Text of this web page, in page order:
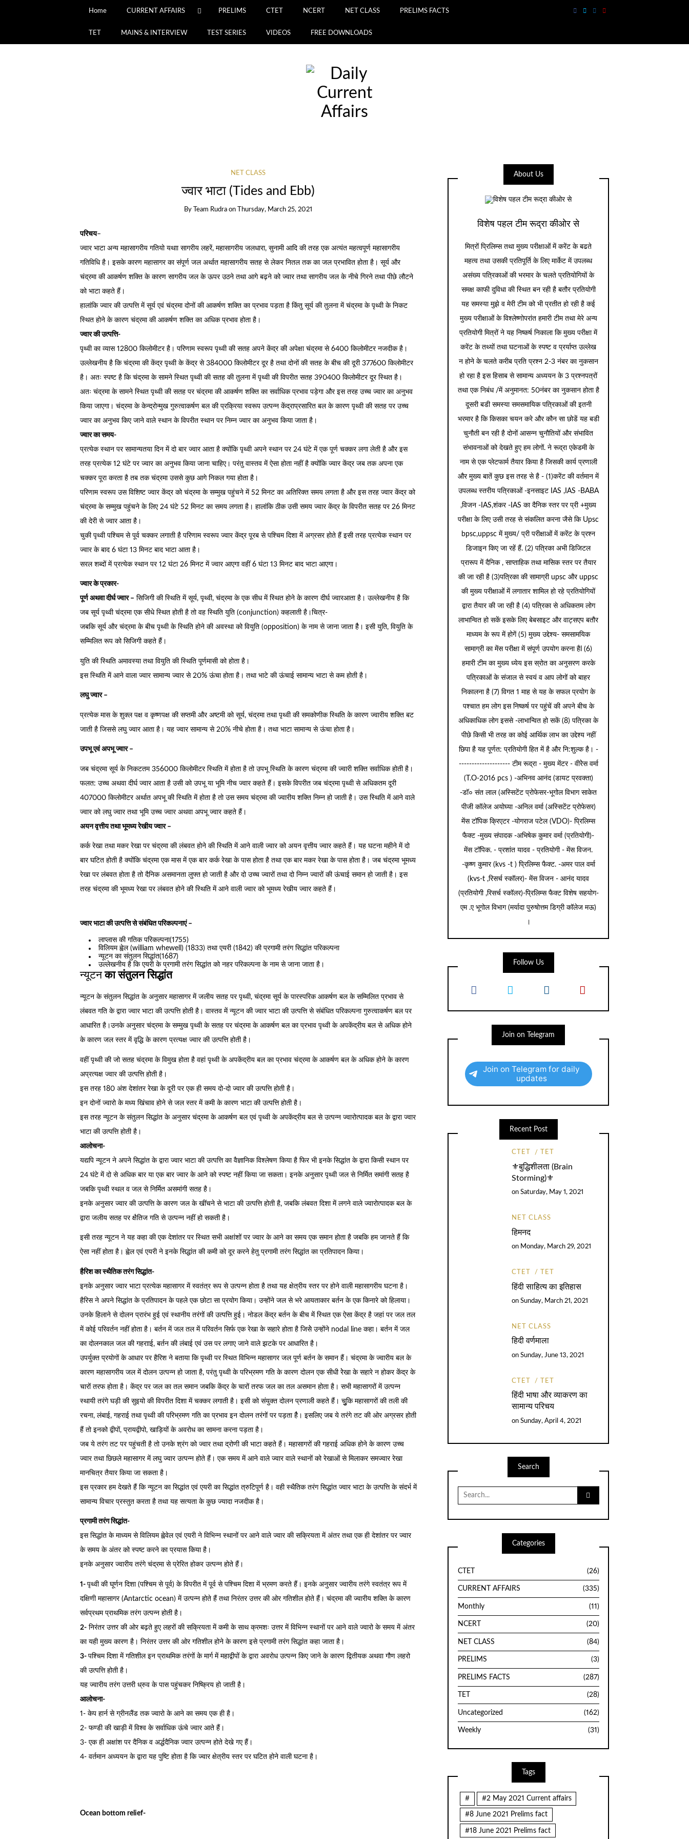
Home CURRENT AFFAIRS PRELIMS CTET NCERT NET CLASS PRELIMS FACTS
TET MAINS & INTERVIEW TEST SERIES VIDEOS FREE DOWNLOADS
NET CLASS
ज्वार भाटा (Tides and Ebb)
By Team Rudra on Thursday, March 25, 2021
परिचय–
ज्वार भाटा अन्य महासागरीय गतियो यथाा सागरीय लहरें, महासागरीय जलधारा, सुनामी आदि की तरह एक अत्यंत महत्वपूर्ण महासागरीय
गतिविधि है। इसके कारण महासागर का संपूर्ण जल अर्थात महासागरीय सतह से लेकर नितल तक का जल प्रभावित होता है। सूर्य और
चंद्रमा की आकर्षण शक्ति के कारण सागरीय जल के ऊपर उठने तथा आगे बढ़ने को ज्वार तथा सागरीय जल के नीचे गिरने तथा पीछे लौटने
को भाटा कहते हैं।
हालांकि ज्वार की उत्पत्ति में सूर्य एवं चंद्रमा दोनों की आकर्षण शक्ति का प्रभाव पड़ता है किंतु सूर्य की तुलना में चंद्रमा के पृथ्वी के निकट
स्थित होने के कारण चंद्रमा की आकर्षण शक्ति का अधिक प्रभाव होता है।
ज्वार की उत्पत्ति-
पृथ्वी का व्यास 12800 किलोमीटर है। परिणाम स्वरूप पृथ्वी की सतह अपने केंद्र की अपेक्षा चंद्रमा से 6400 किलोमीटर नजदीक है।
उल्लेखनीय है कि चंद्रमा की केंद्र पृथ्वी के केंद्र से 384000 किलोमीटर दूर है तथा दोनों की सतह के बीच की दूरी 377600 किलोमीटर
है। अतः स्पष्ट है कि चंद्रमा के सामने स्थित पृथ्वी की सतह की तुलना में पृथ्वी की विपरीत सतह 390400 किलोमीटर दूर स्थित है।
अतः चंद्रमा के सामने स्थित पृथ्वी की सतह पर चंद्रमा की आकर्षण शक्ति का सर्वाधिक प्रभाव पड़ेगा और इस तरह उच्च ज्वार का अनुभव
किया जाएगा। चंद्रमा के केन्द्रोन्मुख गुरुत्वाकर्षण बल की प्रक्रिया स्वरूप उत्पन्न केंद्राप्रसारित बल के कारण पृथ्वी की सतह पर उच्च
ज्वार का अनुभव किए जाने वाले स्थान के विपरीत स्थान पर निम्न ज्वार का अनुभव किया जाता है।
ज्वार का समय-
प्रत्येक स्थान पर सामान्यतया दिन में दो बार ज्वार आता है क्योंकि पृथ्वी अपने स्थान पर 24 घंटे में एक पूर्ण चक्कर लगा लेती है और इस
तरह प्रत्येक 12 घंटे पर ज्वार का अनुभव किया जाना चाहिए। परंतु वास्तव में ऐसा होता नहीं है क्योंकि ज्वार केंद्र जब तक अपना एक
चक्कर पूरा करता है तब तक चंद्रमा उससे कुछ आगे निकल गया होता है।
परिणाम स्वरूप उस विशिष्ट ज्वार केंद्र को चंद्रमा के सम्मुख पहुंचने में 52 मिनट का अतिरिक्त समय लगता है और इस तरह ज्वार केंद्र को
चंद्रमा के सम्मुख पहुंचने के लिए 24 घंटे 52 मिनट का समय लगता है। हालांकि ठीक उसी समय ज्वार केंद्र के विपरीत सतह पर 26 मिनट
की देरी से ज्वार आता है।
चुकी पृथ्वी पश्चिम से पूर्व चक्कर लगाती है परिणाम स्वरूप ज्वार केंद्र पूरब से पश्चिम दिशा में अग्रसर होते हैं इसी तरह प्रत्येक स्थान पर
ज्वार के बाद 6 घंटा 13 मिनट बाद भाटा आता है।
सरल शब्दों में प्रत्येक स्थान पर 12 घंटा 26 मिनट में ज्वार आएगा वहीं 6 घंटा 13 मिनट बाद भाटा आएगा।
ज्वार के प्रकार-
पूर्ण अथवा दीर्घ ज्वार – सिजिगी की स्थिति में सूर्य, पृथ्वी, चंद्रमा के एक सीध में स्थित होने के कारण दीर्घ ज्वारआता है। उल्लेखनीय है कि
जब सूर्य पृथ्वी चंद्रमा एक सीधे स्थित होती है तो वह स्थिति युति (conjunction) कहलाती है।चित्र-
जबकि सूर्य और चंद्रमा के बीच पृथ्वी के स्थिति होने की अवस्था को वियुति (opposition) के नाम से जाना जाता हैै। इसी युति, वियुति के
सम्मिलित रूप को सिजिगी कहते हैं।
युति की स्थिति अमावस्या तथा वियुति की स्थिति पूर्णमासी को होता है।
इस स्थिति में आने वाला ज्वार सामान्य ज्वार से 20% ऊंचा होता है। तथा भाटे की ऊंचाई सामान्य भाटा से कम होती है।
लघु ज्वार –
प्रत्येक मास के शुक्ल पक्ष व कृष्णपक्ष की सप्तमी और अष्टमी को सूर्य, चंद्रमा तथा पृथ्वी की समकोणीक स्थिति के कारण ज्वारीय शक्ति बट
जाती है जिससे लघु ज्वार आता है। यह ज्वार सामान्य से 20% नीचे होता है। तथा भाटा सामान्य से ऊंचा होता है।
उपभू एवं अपभू ज्वार –
जब चंद्रमा सूर्य के निकटतम 356000 किलोमीटर स्थिति में होता है तो उपभू स्थिति के कारण चंद्रमा की ज्वारी शक्ति सर्वाधिक होती है।
फलत: उच्च अथवा दीर्घ ज्वार आता है उसी को उपभू या भूमि नीच ज्वार कहते हैं। इसके विपरीत जब चंद्रमा पृथ्वी से अधिकतम दूरी
407000 किलोमीटर अर्थात अपभू की स्थिति में होता है तो उस समय चंद्रमा की ज्वारीय शक्ति निम्न हो जाती है। उस स्थिति में आने वाले
ज्वार को लघु ज्वार तथा भूमि उच्च ज्वार अथवा अपभू ज्वार कहते हैं।
अयन वृत्तीय तथा भूमध्य रेखीय ज्वार –
कर्क रेखा तथा मकर रेखा पर चंद्रमा की लंबवत होने की स्थिति में आने वाली ज्वार को अयन वृत्तीय ज्वार कहते हैं। यह घटना महीने में दो
बार घटित होती है क्योंकि चंद्रमा एक मास में एक बार कर्क रेखा के पास होता है तथा एक बार मकर रेखा के पास होता है। जब चंद्रमा भूमध्य
रेखा पर लंबवत होता है तो दैनिक असमानता लुफ्त हो जाती है और दो उच्च ज्वारों तथा दो निम्न ज्वारों की ऊंचाई समान हो जाती है। इस
तरह चंद्रमा की भूमध्य रेखा पर लंबवत होने की स्थिति में आने वाली ज्वार को भूमध्य रेखीय ज्वार कहते हैं।
ज्वार भाटा की उत्पत्ति से संबंधित परिकल्पनाएं –
लाप्लास की गतिक परिकल्पना(1755)
विलियम ह्वेल (william whewell) (1833) तथा एयरी (1842) की प्रगामी तरंग सिद्धांत परिकल्पना
न्यूटन का संतुलन सिद्धांत(1687)
उल्लेखनीय है कि एयरी के प्रगामी तरंग सिद्धांत को नहर परिकल्पना के नाम से जाना जाता है।
न्यूटनका संतुलन सिद्धांत
न्यूटन के संतुलन सिद्धांत के अनुसार महासागर में जलीय सतह पर पृथ्वी, चंद्रमा सूर्य के पारस्परिक आकर्षण बल के सम्मिलित प्रभाव से
लंबवत गति के द्वारा ज्वार भाटा की उत्पत्ति होती है। वास्तव में न्यूटन की ज्वार भाटा की उत्पत्ति से संबंधित परिकल्पना गुरुत्वाकर्षण बल पर
आधारित है।उनके अनुसार चंद्रमा के सम्मुख पृथ्वी के सतह पर चंद्रमा के आकर्षण बल का प्रभाव पृथ्वी के अपकेंद्रीय बल से अधिक होने
के कारण जल स्तर में वृद्धि के कारण प्रत्यक्ष ज्वार की उत्पत्ति होती है।
वहीं पृथ्वी की जो सतह चंद्रमा के विमुख होता है वहां पृथ्वी के अपकेंद्रीय बल का प्रभाव चंद्रमा के आकर्षण बल के अधिक होने के कारण
अप्रत्यक्ष ज्वार की उत्पत्ति होती है।
इस तरह 180 अंश देशांतर रेखा के दूरी पर एक ही समय दो-दो ज्वार की उत्पत्ति होती है।
इन दोनों ज्वारो के मध्य खिंचाव होने से जल स्तर में कमी के कारण भाटा की उत्पत्ति होती है।
इस तरह न्यूटन के संतुलन सिद्धांत के अनुसार चंद्रमा के आकर्षण बल एवं पृथ्वी के अपकेंद्रीय बल से उत्पन्न ज्वारोत्पादक बल के द्वारा ज्वार
भाटा की उत्पत्ति होती है।
आलोचना-
यद्यपि न्यूटन ने अपने सिद्धांत के द्वारा ज्वार भाटा की उत्पत्ति का वैज्ञानिक विश्लेषण किया है फिर भी इनके सिद्धांत के द्वारा किसी स्थान पर
24 घंटे में दो से अधिक बार या एक बार ज्वार के आने को स्पष्ट नहीं किया जा सकता। इनके अनुसार पृथ्वी जल से निर्मित समांगी सतह है
जबकि पृथ्वी स्थल व जल से निर्मित असमांगी सतह है।
इनके अनुसार ज्वार की उत्पत्ति के कारण जल के खींचने से भाटा की उत्पत्ति होती है, जबकि लंबवत दिशा में लगने वाले ज्वारोत्पादक बल के
द्वारा जलीय सतह पर क्षैतिज गति से उत्पन्न नहीं हो सकती है।
इसी तरह न्यूटन ने यह कहा की एक देशांतर पर स्थित सभी अक्षांशों पर ज्वार के आने का समय एक समान होता है जबकि हम जानते हैं कि
ऐसा नहीं होता है। ह्वेल एवं एयरी ने इनके सिद्धांत की कमी को दूर करने हेतु प्रगामी तरंग सिद्धांत का प्रतिपादन किया।
हैरिश का स्थैतिक तरंग सिद्धांत-
इनके अनुसार ज्वार भाटा प्रत्येक महासागर में स्वतंत्र रूप से उत्पन्न होता है तथा यह क्षेत्रीय स्तर पर होने वाली महासागरीय घटना है।
हैरिस ने अपने सिद्धांत के प्रतिपादन के पहले एक छोटा सा प्रयोग किया। उन्होंने जल से भरे आयताकार बर्तन के एक किनारे को हिलाया।
उनके हिलाने से दोलन प्रारंभ हुई एवं स्थानीय तरंगों की उत्पत्ति हुई। नोडल केंद्र बर्तन के बीच में स्थित एक ऐसा केंद्र है जहां पर जल तल
में कोई परिवर्तन नहीं होता है। बर्तन में जल तल में परिवर्तन सिर्फ एक रेखा के सहारे होता है जिसेे उन्होंने nodal line कहा। बर्तन में जल
का दोलनकाल जल की गहरााई, बर्तन की लंबाई एवं उस पर लगाए जाने वाले झटके पर आधारित है।
उपर्युक्त प्रयोगों के आधार पर हैरिश ने बताया कि पृथ्वी पर स्थित विभिन्न महासागर जल पूर्ण बर्तन के समान हैं। चंद्रमा के ज्वारीय बल के
कारण महासागरीय जल में दोलन उत्पन्न हो जाता है, परंतु पृथ्वी के परिभ्रमण गति के कारण दोलन एक सीधी रेेखा के सहारे न होकर केंद्र के
चारों तरफ होता है। केंद्र पर जल का तल समान जबकि केंद्र के चारों तरफ जल का तल असमान होता है। सभी महासागरों में उत्पन्न
स्थायी तरंगे घड़ी की सुइयो की विपरीत दिशा में चक्कर लगाती है। इसी को संयुक्त दोलन प्रणाली कहते हैं। चुुुकि महासागरों की तली की
रचना, लंबाई, गहराई तथा पृथ्वी की परिभ्रमण गति का प्रभाव इन दोलन तरंगों पर पड़ता हैै। इसलिए जब ये तरंगे तट की ओर अग्रसर होती
हैं तो इनको द्वीपों, प्रायद्वीपो, खाड़ियों के अवरोध का सामना करना पड़ता है।
जब ये तरंग तट पर पहुंचती है तो उनके श्रंग को ज्वार तथा द्रोणी की भाटा कहते हैं। महासागरों की गहराई अधिक होने के कारण उच्च
ज्वार तथा छिछले महासागर में लघु ज्वार उत्पन्न होते हैं। एक समय में आने वाले ज्वार वाले स्थानों को रेखाओं से मिलाकर समज्वार रेखा
मानचित्र तैयार किया जा सकता है।
इस प्रकार हम देखते हैं कि न्यूटन का सिद्धांत एवं एयरी का सिद्धांत त्रुटिपूर्ण है। वही स्थैतिक तरंग सिद्धांत ज्वार भाटा के उत्पत्ति के संदर्भ में
सामान्य विचार प्रस्तुत करता है तथा यह सत्यता के कुछ ज्यादा नजदीक है।
प्रगामी तरंग सिद्धांत-
इस सिद्धांत के माध्यम से विलियम ह्वेवेल एवं एयरी ने विभिन्न स्थानों पर आने वाले ज्वार की सक्रियता में अंतर तथा एक ही देशांतर पर ज्वार
के समय के अंतर को स्पष्ट करने का प्रयास किया है।
इनके अनुसार ज्वारीय तरंगे चंद्रमा से प्रेरित होकर उत्पन्न होते हैं।
1- पृथ्वी की घूर्णन दिशा (पश्चिम से पूर्व) के विपरीत में पूर्व से पश्चिम दिशा में भ्रमण करते हैं। इनके अनुसार ज्वारीय तरंगे स्वतंत्र रूप में
दक्षिणी महासागर (Antarctic ocean) में उत्पन्न होते हैं तथा निरंतर उत्तर की ओर गतिशील होते हैं। चंद्रमा की ज्वारीय शक्ति के कारण
सर्वप्रथम प्राथमिक तरंग उत्पन्न होती है।
2-निरंतर उत्तर की ओर बढ़ते हुए लहरों की सक्रियता में कमी के साथ क्रमशः उत्तर में विभिन्न स्थानों पर आने वाले ज्वारो के समय में अंतर
का यही मुख्य कारण है। निरंतर उत्तर की ओर गतिशील होने के कारण इसे प्रगामी तरंग सिद्धांत कहा जाता है।
3- पश्चिम दिशा में गतिशील इन प्राथमिक तरंगों के मार्ग में महाद्वीपों के द्वारा अवरोध उत्पन्न किए जाने के कारण द्वितीयक अथवा गौण लहरो
की उत्पत्ति होती है।
यह ज्वारीय तरंग उत्तरी ध्रुव के पास पहुंचकर निष्क्रिय हो जाती है।
आलोचना-
1- केप हार्न से ग्रीनलैंड तक ज्वारो के आने का समय एक ही है।
2- फण्डी की खाड़ी में विश्व के सर्वाधिक ऊंचे ज्वार आते हैं।
3- एक ही अक्षांश पर दैनिक व अर्द्धदैनिक ज्वार उत्पन्न होते देखे गए हैं।
4- वर्तमान अध्ययन के द्वारा यह पुष्टि होता है कि ज्वार क्षेत्रीय स्तर पर घटित होने वाली घटना है।
Ocean bottom relief-
About Us
विशेष पहल टीम रूद्रा कीओर से
मित्रों प्रिलिम्स तथा मुख्य परीक्षाओं में करेंट के बढते
महत्व तथा उसकी प्रतिपूर्ति के लिए मार्केट में उपलब्ध
असंख्य पत्रिकाओं की भरमार के चलते प्रतियोगियों के
समक्ष काफी दुविधा की स्थित बन रही है बतौर प्रतियोगी
यह समस्या मुझे व मेरी टीम को भी प्रतीत हो रही है कई
मुख्य परीक्षाओं के विश्लेष्णोपरांत हमारी टीम तथा मेरे अन्य
प्रतियोगी मित्रों ने यह निष्कर्ष निकाला कि मुख्य परीक्षा में
करेंट के तथ्यों तथा घटनाओं के स्पष्ट व प्रर्याप्त उल्लेख
न होने के चलते करीब प्रति प्रश्न 2-3 नंबर का नुकसान
हो रहा है इस हिसाब से सामान्य अध्ययन के 3 प्रश्नपत्रों
तथा एक निबंध /में अनुमानत: 50नंबर का नुकसान होता है
दूसरी बडी समस्या समसमायिक पत्रिकाओं की इतनी
भरमार है कि किसका चयन करे और कौन सा छोडें यह बडी
चुनौती बन रही है दोनों आसन्न चुनौतियों और संभावित
संभावनाओं को देखते हुए हम लोगों. ने रूद्रा एकेडमी के
नाम से एक प्लेटफार्म तैयार किया है जिसकी कार्य प्रणाली
और मुख्य बातें कुछ इस तरह से है - (1)करेंट की वर्तमान में
उपलब्ध स्तरीय पत्रिकाओं -इनसाइट IAS ,IAS -BABA
,विजन -IAS,शंकर -IAS का दैनिक स्तर पर प्री +मुख्य
परीक्षा के लिए उसी तरह से संकलित करना जैसे कि Upsc
bpsc,uppsc में मुख्य/ प्री परीक्षाओं में करेंट के प्रश्न
डिजाइन किए जा रहें हैं. (2) पत्रिका अभी डिजिटल
प्रारूप में दैनिक , साप्ताहिक तथा मासिक स्तर पर तैयार
की जा रही है (3)पत्रिका की सामाग्री upsc और uppsc
की मुख्य परीक्षाओं में लगातार शामिल हो रहे प्रतियोगियों
द्वारा तैयार की जा रही है (4) पत्रिका से अधिकतम लोग
लाभान्वित हो सकें इसके लिए बेबसाइट और वाट्सएप बतौर
माध्यम के रूप में होगें (5) मुख्य उद्देश्य- समसामयिक
सामाग्री का मेंस परीक्षा में संपूर्ण उपयोग करना हैl (6)
हमारी टीम का मुख्य ध्येय इस स्रोत का अनुसरण करके
पत्रिकाओं के संजाल से स्वयं व आप लोगों को बाहर
निकालना है (7) विगत 1 माह से यह के सफल प्रयोग के
पश्चात हम लोग इस निष्कर्ष पर पहुंचें की अपने बीच के
अधिकाधिक लोग इससे -लाभान्वित हो सकें (8) पत्रिका के
पीछे किसी भी तरह का कोई आर्थिक लाभ का उद्देश्य नहीं
छिपा है यह पूर्णत: प्रतियोगी हित में है और नि:शुल्क है। -
-------------------- टीम रूद्रा - मुख्य मेंटर - वीरेेस वर्मा
(T.O-2016 pcs ) -अभिनव आनंद (डायट प्रवक्ता)
-डॉ० संत लाल (अस्सिटेंट प्रोफेसर-भूगोल विभाग साकेत
पीजी कॉलेज अयोघ्या -अनिल वर्मा (अस्सिटेंट प्रोफेसर)
मेंस टॉपिक क्रिएटर -योगराज पटेल (VDO)- प्रिलिम्स
फैक्ट -मुख्य संपादक -अभिषेक कुमार वर्मा (प्रतियोगी)-
मेंस टॉपिक. - प्रशांत यादव - प्रतियोगी - मेंस विजन.
-कृष्ण कुमार (kvs -t ) प्रिलिम्स फैक्ट. -अमर पाल वर्मा
(kvs-t ,रिसर्च स्कॉलर)- मेंस विजन - आनंद यादव
(प्रतियोगी ,रिसर्च स्कॉलर)-प्रिलिम्स फैक्ट विशेष सहयोग-
एम .ए भूगोल विभाग (मर्यादा पुरुषोत्तम डिग्री कॉलेज मऊ)
।
Follow Us
Join on Telegram
Join on Telegram for daily
updates
Recent Post
CTET TET
⚜️बुद्धिशीलता (Brain
Storming)⚜️
on Saturday, May 1, 2021
NET CLASS
हिमनद
on Monday, March 29, 2021
CTET TET
हिंदी साहित्य का इतिहास
on Sunday, March 21, 2021
NET CLASS
हिदी वर्णमाला
on Sunday, June 13, 2021
CTET TET
हिंदी भाषा और व्याकरण का
सामान्य परिचय
on Sunday, April 4, 2021
Search
Search
for:
Categories
CTET (26)
CURRENT AFFAIRS (335)
Monthly (11)
NCERT (20)
NET CLASS (84)
PRELIMS (3)
PRELIMS FACTS (287)
TET (28)
Uncategorized (162)
Weekly (31)
Tags
# #2 May 2021 Current affairs
#8 June 2021 Prelims fact
#18 June 2021 Prelims fact